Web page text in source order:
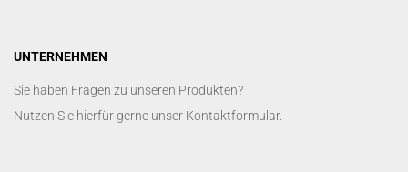
UNTERNEHMEN
Sie haben Fragen zu unseren Produkten?
Nutzen Sie hierfür gerne unser Kontaktformular.